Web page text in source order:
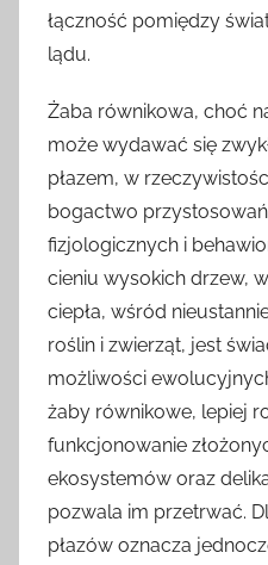
łączność pomiędzy
lądu.
Żaba równikowa, choć
może wydawać się
płazem, w
bogactwo
fizjologicznych i
cieniu wysokich drzew,
ciepła, wśród
roślin i zwierząt, jest
możliwości
żaby równikowe, lepiej
funkcjonowanie
ekosystemów oraz
pozwala im przetrwać.
płazów oznacza